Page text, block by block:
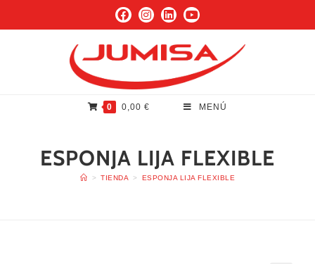
0 0,00 € MENÚ
ESPONJA LIJA FLEXIBLE
> TIENDA > ESPONJA LIJA FLEXIBLE